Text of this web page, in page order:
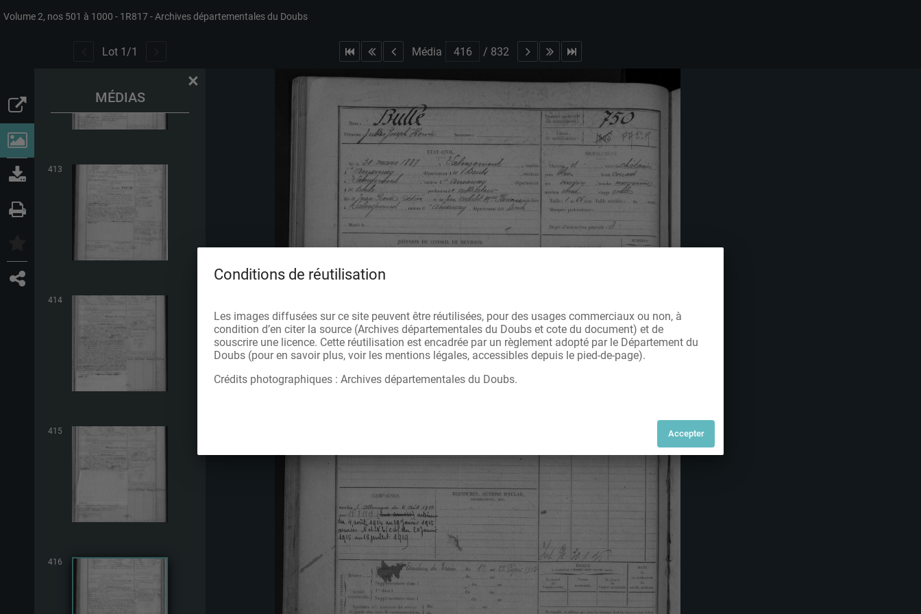
Volume 2, nos 501 à 1000 1R817 Archives départementales du Doubs
Lot 1 /1 Média / 832
MÉDIAS
×
413
414
415
416
Conditions de réutilisation
Les images diffusées sur ce site peuvent être réutilisées, pour des usages commerciaux ou non, à
condition d’en citer la source (Archives départementales du Doubs et cote du document) et de
souscrire une licence. Cette réutilisation est encadrée par un règlement adopté par le Département du
Doubs (pour en savoir plus, voir les mentions légales, accessibles depuis le pied-de-page).
Crédits photographiques : Archives départementales du Doubs.